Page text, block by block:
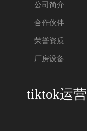
公司简介
合作伙伴
荣誉资质
厂房设备
tiktok运营